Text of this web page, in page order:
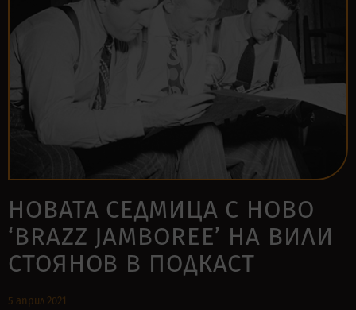
НОВАТА СЕДМИЦА С НОВО
‘BRAZZ JAMBOREE’ НА ВИЛИ
СТОЯНОВ В ПОДКАСТ
5 април 2021